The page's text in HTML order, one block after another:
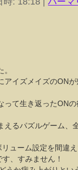
アイズメイズのON
って生き返ったON
えるパズルゲーム、
ューム設定を間違
、すみません！